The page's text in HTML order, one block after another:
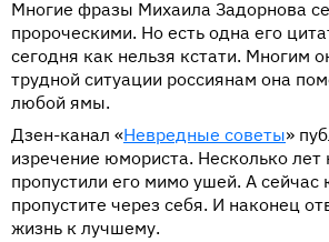
Многие фразы Михаила Задорнова
пророческими. Но есть одна его
сегодня как нельзя кстати. Многим
трудной ситуации россиянам она
любой ямы.
Дзен-канал «Невредные советы»
изречение юмориста. Несколько
пропустили его мимо ушей. А сейчас
пропустите через себя. И наконец
жизнь к лучшему.